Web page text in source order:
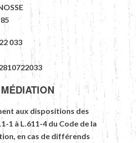
033
MÉDIATION
aux dispositions des
1 à L.611-4 du Code de la
en cas de différends